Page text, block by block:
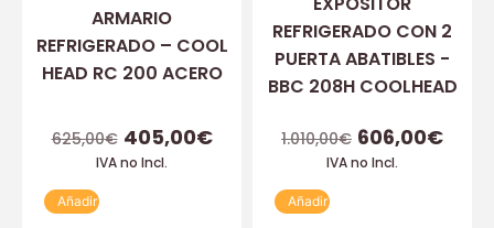
ARMARIO
REFRIGERADO – COOL
HEAD RC 200 ACERO
625,00€ 405,00€
IVA no Incl.
Añadir
REFRIGERADO CON 2
PUERTA ABATIBLES -
BBC 208H COOLHEAD
1.010,00€ 606,00€
IVA no Incl.
Añadir